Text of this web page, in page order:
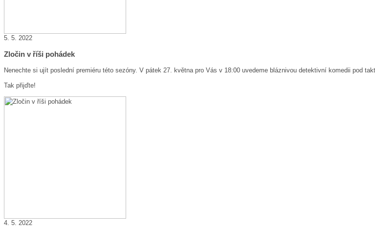
5. 5. 2022
Zločin v říši pohádek
Nenechte si ujít poslední premiéru této sezóny. V pátek 27. května pro Vás v 18:00 uvedeme bláznivou detektivní komedii pod
Tak přijďte!
4. 5. 2022